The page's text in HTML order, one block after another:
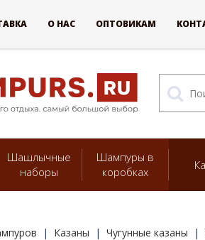
Шашлычные
наборы
Шампуры в
коробках
Казаны Чугунные казаны
О НАС ОПТОВИКАМ